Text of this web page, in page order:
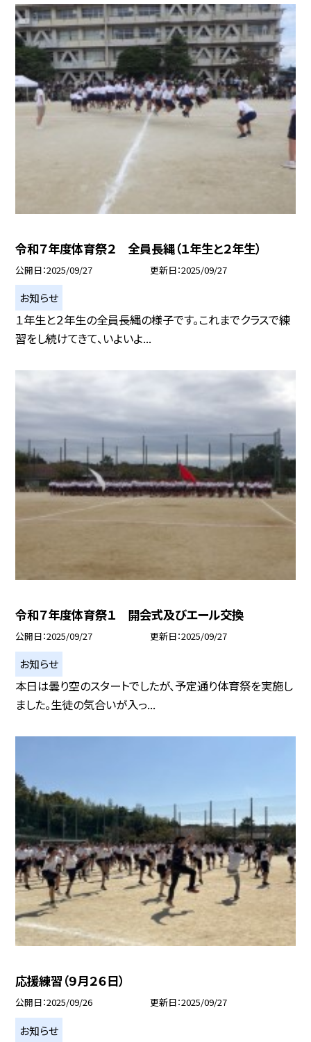
令和７年度体育祭２ 全員長縄（１年生と２年生）
公開日 2025/09/27 更新日 2025/09/27
お知らせ
１年生と２年生の全員長縄の様子です。これまでクラスで練
習をし続けてきて、いよいよ...
令和７年度体育祭１ 開会式及びエール交換
公開日 2025/09/27 更新日 2025/09/27
お知らせ
本日は曇り空のスタートでしたが、予定通り体育祭を実施し
ました。生徒の気合いが入っ...
応援練習（９月２６日）
公開日 2025/09/26 更新日 2025/09/27
お知らせ